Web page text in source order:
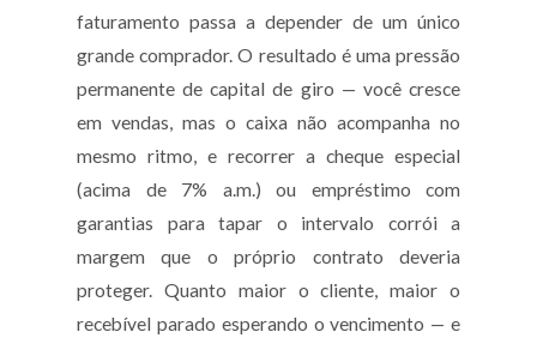
faturamento passa a depender de um único
grande comprador. O resultado é uma pressão
permanente de capital de giro — você cresce
em vendas, mas o caixa não acompanha no
mesmo ritmo, e recorrer a cheque especial
(acima de 7% a.m.) ou empréstimo com
garantias para tapar o intervalo corrói a
margem que o próprio contrato deveria
proteger. Quanto maior o cliente, maior o
recebível parado esperando o vencimento — e